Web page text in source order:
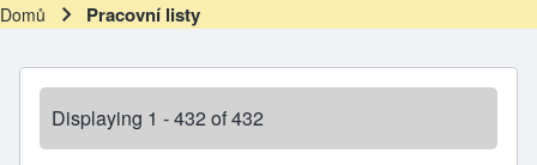
Drobečková navigace
Domů Pracovní listy
Displaying 1 - 432 of 432